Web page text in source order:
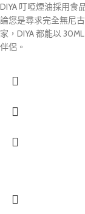
DIYA 叮啞煙油採用食
論您是尋求完全無尼
家，DIYA 都能以
伴侶。